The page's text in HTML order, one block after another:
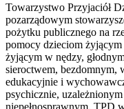
Towarzystwo Przyjaciół
pozarządowym
pożytku publicznego na
pomocy dzieciom
żyjącym w nędzy,
sieroctwem, bezdomnym,
edukacyjnie i
psychicznie,
niepełnosprawnym. TPD